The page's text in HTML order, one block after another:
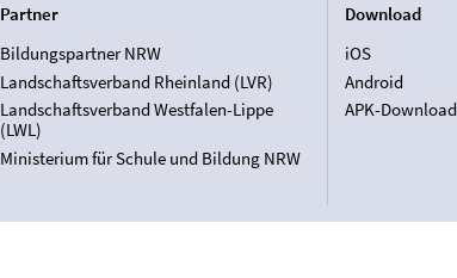
Partner
Bildungspartner NRW
Landschaftsverband Rheinland (LVR)
Landschaftsverband Westfalen-Lippe
(LWL)
Ministerium für Schule und Bildung NRW
Download
iOS
Android
APK-Download